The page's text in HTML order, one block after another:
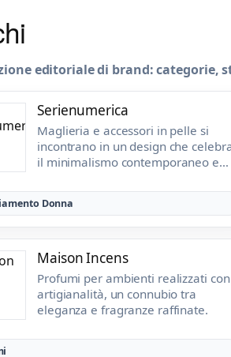
editoriale di brand: categorie,
Serienumerica
Maglieria e accessori in pelle si
incontrano in un design che
il minimalismo contemporaneo e
Donna
Maison Incens
Profumi per ambienti realizzati con
artigianalità, un connubio tra
eleganza e fragranze raffinate.